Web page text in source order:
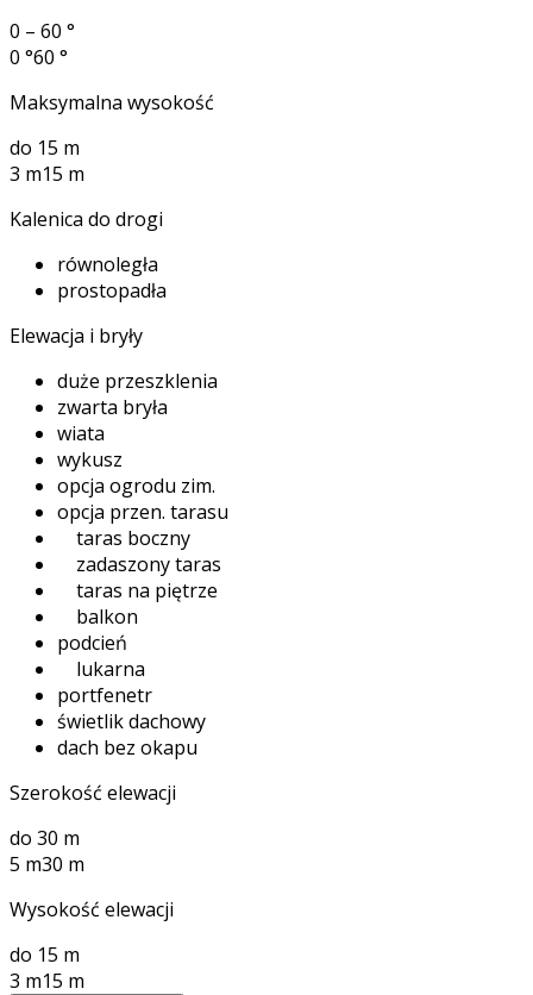
0 – 60 °
0 °60 °
Maksymalna wysokość
do 15 m
3 m15 m
Kalenica do drogi
równoległa
prostopadła
Elewacja i bryły
duże przeszklenia
zwarta bryła
wiata
wykusz
opcja ogrodu zim.
opcja przen. tarasu
taras boczny
zadaszony taras
taras na piętrze
balkon
podcień
lukarna
portfenetr
świetlik dachowy
dach bez okapu
Szerokość elewacji
do 30 m
5 m30 m
Wysokość elewacji
do 15 m
3 m15 m